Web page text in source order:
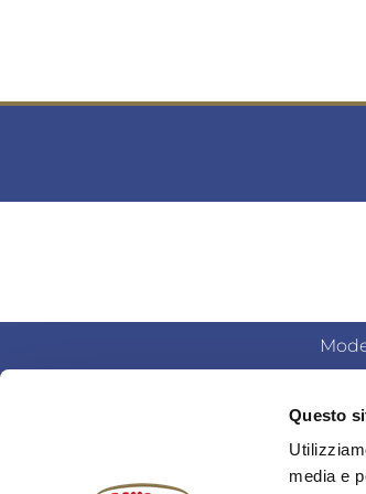
Questo
media e
© Salumificio Fratelli Beretta S.p.A.
legale: